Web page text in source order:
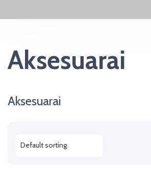
Aksesuarai
Aksesuarai